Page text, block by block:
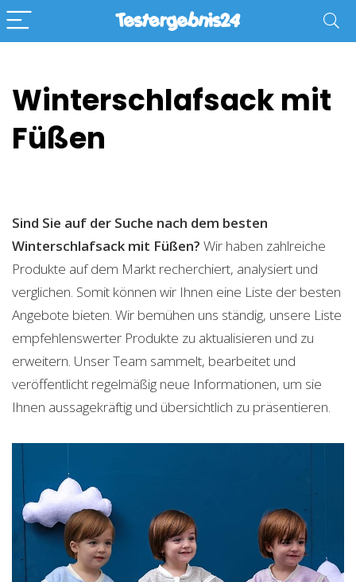
Winterschlafsack mit
Füßen
Sind Sie auf der Suche nach dem besten
Winterschlafsack mit Füßen? Wir haben zahlreiche
Produkte auf dem Markt recherchiert, analysiert und
verglichen. Somit können wir Ihnen eine Liste der besten
Angebote bieten. Wir bemühen uns ständig, unsere Liste
empfehlenswerter Produkte zu aktualisieren und zu
erweitern. Unser Team sammelt, bearbeitet und
veröffentlicht regelmäßig neue Informationen, um sie
Ihnen aussagekräftig und übersichtlich zu präsentieren.